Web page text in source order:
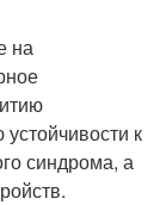
на
к
синдрома, а